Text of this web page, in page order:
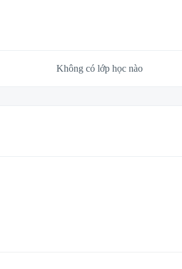
Không có lớp học nào